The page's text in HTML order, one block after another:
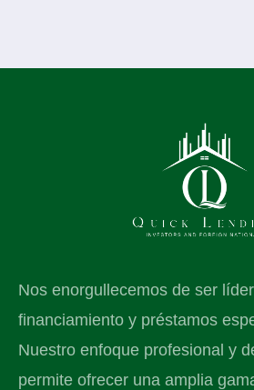
Nos enorgullecemos de ser
financiamiento y préstamos
Nuestro enfoque profesional y
permite ofrecer una amplia